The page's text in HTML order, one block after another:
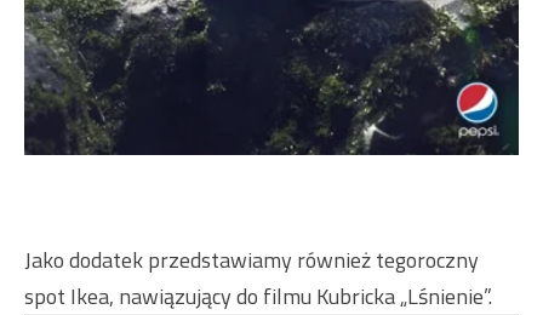
Jako dodatek przedstawiamy również tegoroczny
spot Ikea, nawiązujący do filmu Kubricka „Lśnienie”.